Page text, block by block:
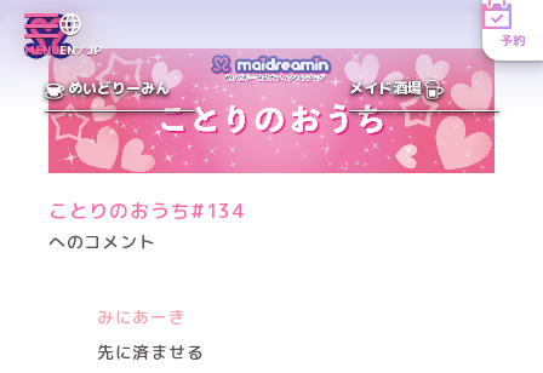
MENUEN／JP
予約
めいどりーみん メイド酒場
ことりのおうち#134
へのコメント
みにあーき
先に済ませる